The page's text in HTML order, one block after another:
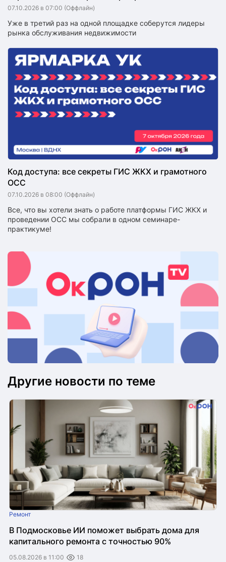
07.10.2026 в 07:00 (Оффлайн)
Уже в третий раз на одной площадке соберутся лидеры
рынка обслуживания недвижимости
Код доступа: все секреты ГИС ЖКХ и грамотного
ОСС
07.10.2026 в 08:00 (Оффлайн)
Все, что вы хотели знать о работе платформы ГИС ЖКХ и
проведении ОСС мы собрали в одном семинаре-
практикуме!
Другие новости по теме
Ремонт
В Подмосковье ИИ поможет выбрать дома для
капитального ремонта с точностью 90%
05.08.2026 в 11:00 18